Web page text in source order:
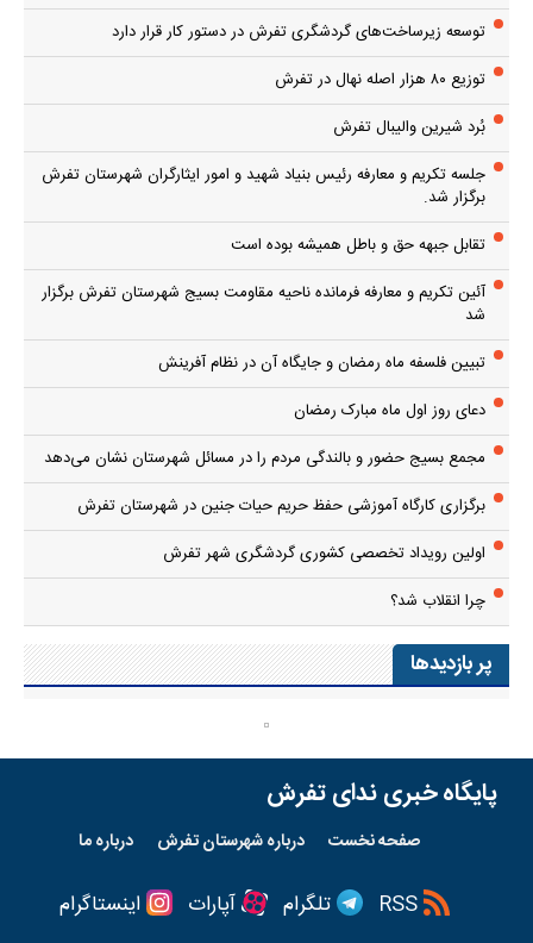
توسعه زیرساخت‌های گردشگری تفرش در دستور کار قرار دارد
توزیع ۸۰ هزار اصله نهال در تفرش
بُرد شیرین والیبال تفرش
جلسه تکریم و معارفه رئیس بنیاد شهید و امور ایثارگران شهرستان تفرش
برگزار شد.
تقابل جبهه حق و باطل همیشه بوده است
آئین تکریم و معارفه فرمانده ناحیه مقاومت بسیج شهرستان تفرش برگزار
شد
تبیین فلسفه ماه رمضان و جایگاه آن در نظام آفرینش
دعای روز اول ماه مبارک رمضان
مجمع بسیج حضور و بالندگی مردم را در مسائل شهرستان نشان می‌دهد
برگزاری کارگاه آموزشی حفظ حریم حیات جنین در شهرستان تفرش
اولین رویداد تخصصی کشوری گردشگری شهر تفرش
چرا انقلاب شد؟
پر بازدیدها
پایگاه خبری ندای تفرش
صفحه نخست درباره شهرستان تفرش درباره ما
تلگرام آپارات اینستاگرام